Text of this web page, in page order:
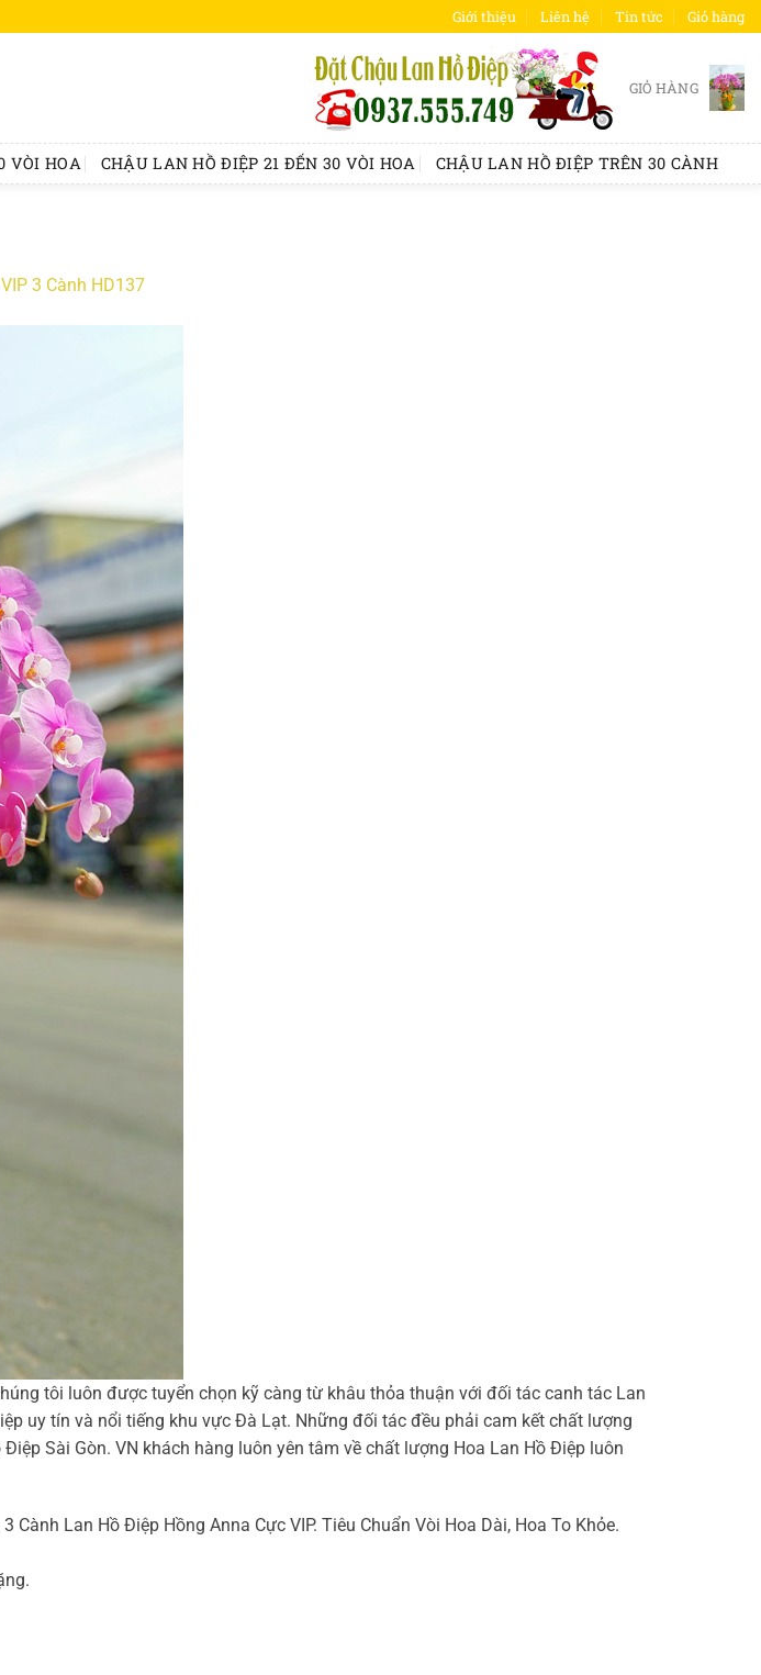
Giới thiệu Liên hệ Tin tức Giỏ hàng
GIỎ HÀNG
VÒI HOA CHẬU LAN HỒ ĐIỆP 21 ĐẾN 30 VÒI HOA CHẬU LAN HỒ ĐIỆP TRÊN 30 CÀNH
3 Cành HD137
tôi luôn được tuyển chọn kỹ càng từ khâu thỏa thuận với đối tác canh tác Lan
uy tín và nổi tiếng khu vực Đà Lạt. Những đối tác đều phải cam kết chất lượng
Sài Gòn. VN khách hàng luôn yên tâm về chất lượng Hoa Lan Hồ Điệp luôn
Lan Hồ Điệp Hồng Anna Cực VIP. Tiêu Chuẩn Vòi Hoa Dài, Hoa To Khỏe.